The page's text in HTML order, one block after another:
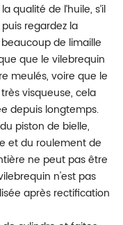
de l’huile, s’il
regardez la
beaucoup de limaille
que le vilebrequin
meulés, voire que le
visqueuse, cela
depuis longtemps.
piston de bielle,
et du roulement de
ne peut pas être
n'est pas
après rectification